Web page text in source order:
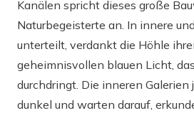
Kanälen spricht dieses große
Naturbegeisterte an. In innere
unterteilt, verdankt die Höhle
geheimnisvollen blauen Licht,
durchdringt. Die inneren Galerien
dunkel und warten darauf,